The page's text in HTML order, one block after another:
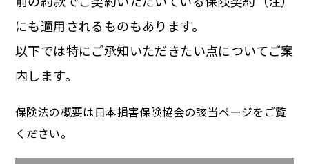
にも適用されるものもあります。
以下では特にご承知いただきたい点についてご案
内します。
保険法の概要は日本損害保険協会の該当ページをご覧
ください。